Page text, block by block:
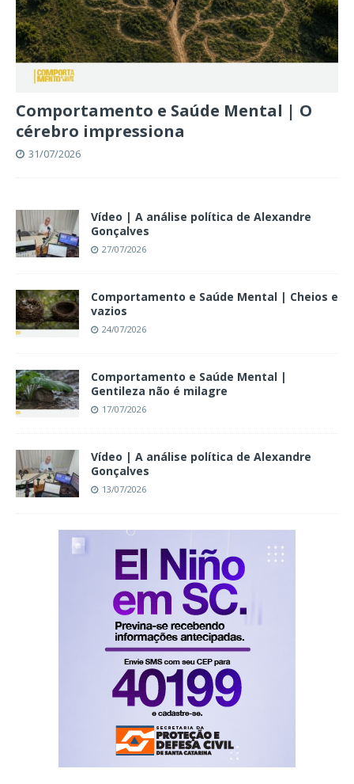
Comportamento e Saúde Mental | O
cérebro impressiona
31/07/2026
Vídeo | A análise política de Alexandre
Gonçalves
27/07/2026
Comportamento e Saúde Mental | Cheios e
vazios
24/07/2026
Comportamento e Saúde Mental |
Gentileza não é milagre
17/07/2026
Vídeo | A análise política de Alexandre
Gonçalves
13/07/2026